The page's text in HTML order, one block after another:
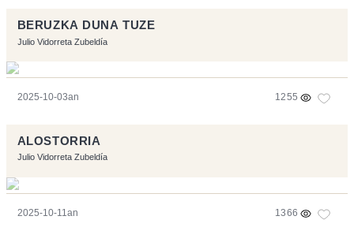
BERUZKA DUNA TUZE
Julio Vidorreta Zubeldía
2025-10-03an 1255
ALOSTORRIA
Julio Vidorreta Zubeldía
2025-10-11an 1366